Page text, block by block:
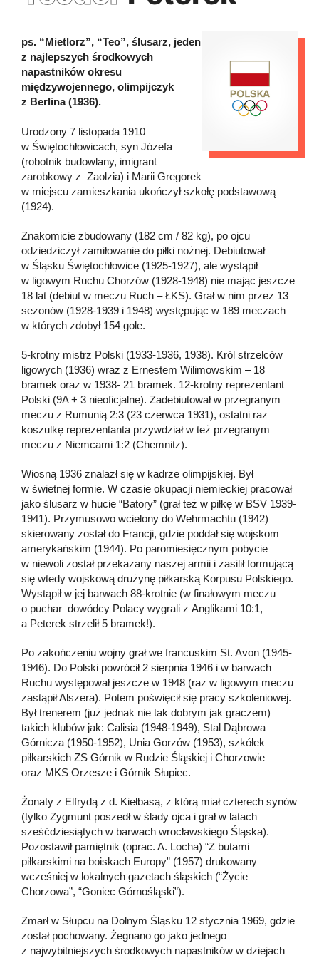
ps. “Mietlorz”, “Teo”, ślusarz, jeden
z najlepszych środkowych
napastników okresu
międzywojennego, olimpijczyk
z Berlina (1936).
Urodzony 7 listopada 1910
w Świętochłowicach, syn Józefa
(robotnik budowlany, imigrant
zarobkowy z Zaolzia) i Marii Gregorek
w miejscu zamieszkania ukończył szkołę podstawową
(1924).
Znakomicie zbudowany (182 cm / 82 kg), po ojcu
odziedziczył zamiłowanie do piłki nożnej. Debiutował
w Śląsku Świętochłowice (1925-1927), ale wystąpił
w ligowym Ruchu Chorzów (1928-1948) nie mając jeszcze
18 lat (debiut w meczu Ruch – ŁKS). Grał w nim przez 13
sezonów (1928-1939 i 1948) występując w 189 meczach
w których zdobył 154 gole.
5-krotny mistrz Polski (1933-1936, 1938). Król strzelców
ligowych (1936) wraz z Ernestem Wilimowskim – 18
bramek oraz w 1938- 21 bramek. 12-krotny reprezentant
Polski (9A + 3 nieoficjalne). Zadebiutował w przegranym
meczu z Rumunią 2:3 (23 czerwca 1931), ostatni raz
koszulkę reprezentanta przywdział w też przegranym
meczu z Niemcami 1:2 (Chemnitz).
Wiosną 1936 znalazł się w kadrze olimpijskiej. Był
w świetnej formie. W czasie okupacji niemieckiej pracował
jako ślusarz w hucie “Batory” (grał też w piłkę w BSV 1939-
1941). Przymusowo wcielony do Wehrmachtu (1942)
skierowany został do Francji, gdzie poddał się wojskom
amerykańskim (1944). Po paromiesięcznym pobycie
w niewoli został przekazany naszej armii i zasilił formującą
się wtedy wojskową drużynę piłkarską Korpusu Polskiego.
Wystąpił w jej barwach 88-krotnie (w finałowym meczu
o puchar dowódcy Polacy wygrali z Anglikami 10:1,
a Peterek strzelił 5 bramek!).
Po zakończeniu wojny grał we francuskim St. Avon (1945-
1946). Do Polski powrócił 2 sierpnia 1946 i w barwach
Ruchu występował jeszcze w 1948 (raz w ligowym meczu
zastąpił Alszera). Potem poświęcił się pracy szkoleniowej.
Był trenerem (już jednak nie tak dobrym jak graczem)
takich klubów jak: Calisia (1948-1949), Stal Dąbrowa
Górnicza (1950-1952), Unia Gorzów (1953), szkółek
piłkarskich ZS Górnik w Rudzie Śląskiej i Chorzowie
oraz MKS Orzesze i Górnik Słupiec.
Żonaty z Elfrydą z d. Kiełbasą, z którą miał czterech synów
(tylko Zygmunt poszedł w ślady ojca i grał w latach
sześćdziesiątych w barwach wrocławskiego Śląska).
Pozostawił pamiętnik (oprac. A. Locha) “Z butami
piłkarskimi na boiskach Europy” (1957) drukowany
wcześniej w lokalnych gazetach śląskich (“Życie
Chorzowa”, “Goniec Górnośląski”).
Zmarł w Słupcu na Dolnym Śląsku 12 stycznia 1969, gdzie
został pochowany. Żegnano go jako jednego
z najwybitniejszych środkowych napastników w dziejach